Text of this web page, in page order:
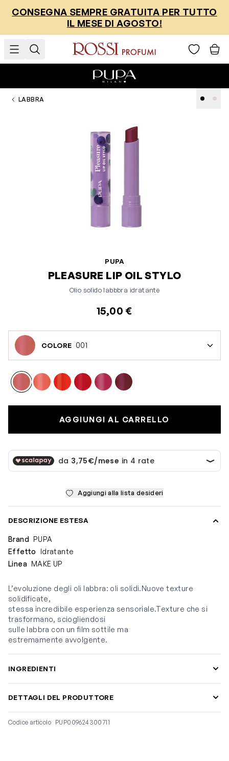
CONSEGNA SEMPRE GRATUITA PER TUTTO
IL MESE DI AGOSTO!
LABBRA
PUPA
PLEASURE LIP OIL STYLO
Olio solido labbbra idratante
15,00 €
COLORE 001
AGGIUNGI AL CARRELLO
Aggiungi alla lista desideri
DESCRIZIONE ESTESA
Brand PUPA
Effetto
Idratante
Linea MAKE UP
L’evoluzione degli oli labbra: oli solidi.Nuove texture
solidificate,
stessa incredibile esperienza sensoriale.Texture che si
trasformano, sciogliendosi
sulle labbra con un film sottile ma
estremamente avvolgente.
INGREDIENTI
DETTAGLI DEL PRODUTTORE
Codice articolo PUP009624300711